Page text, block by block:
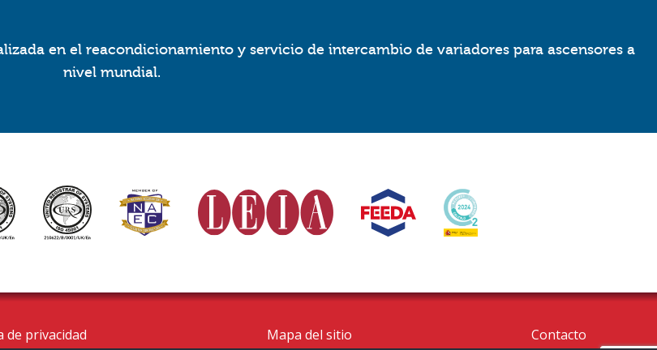
en el reacondicionamiento y servicio de intercambio de variadores para ascensores a
nivel mundial.
de privacidad Mapa del sitio Contacto